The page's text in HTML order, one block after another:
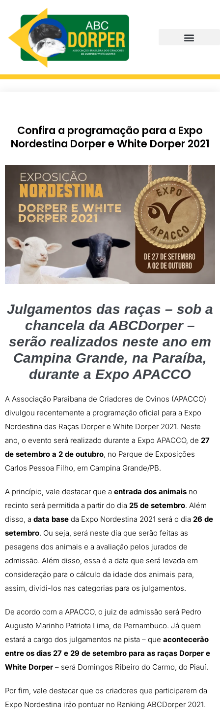
Confira a programação para a Expo
Nordestina Dorper e White Dorper 2021
Julgamentos das raças – sob a
chancela da ABCDorper –
serão realizados neste ano em
Campina Grande, na Paraíba,
durante a Expo APACCO
A Associação Paraibana de Criadores de Ovinos (APACCO)
divulgou recentemente a programação oficial para a Expo
Nordestina das Raças Dorper e White Dorper 2021. Neste
ano, o evento será realizado durante a Expo APACCO, de 27
de setembro a 2 de outubro, no Parque de Exposições
Carlos Pessoa Filho, em Campina Grande/PB.
A princípio, vale destacar que a entrada dos animais no
recinto será permitida a partir do dia 25 de setembro. Além
disso, a data base da Expo Nordestina 2021 será o dia 26 de
setembro. Ou seja, será neste dia que serão feitas as
pesagens dos animais e a avaliação pelos jurados de
admissão. Além disso, essa é a data que será levada em
consideração para o cálculo da idade dos animais para,
assim, dividi-los nas categorias para os julgamentos.
De acordo com a APACCO, o juiz de admissão será Pedro
Augusto Marinho Patriota Lima, de Pernambuco. Já quem
estará a cargo dos julgamentos na pista – que acontecerão
entre os dias 27 e 29 de setembro para as raças Dorper e
White Dorper – será Domingos Ribeiro do Carmo, do Piauí.
Por fim, vale destacar que os criadores que participarem da
Expo Nordestina irão pontuar no Ranking ABCDorper 2021.